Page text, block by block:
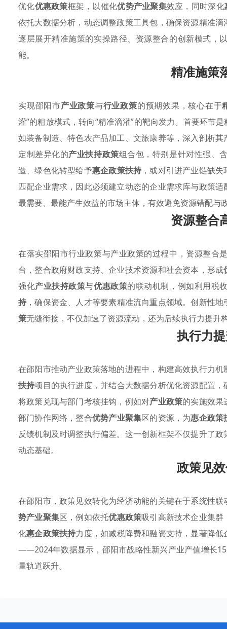
优化优惠政策框架，以催化优势产业聚集效应，同时深化
依托大数据分析，动态调整政策工具包，确保资源精准
逐层展开精准施策的实操路径、资源整合的创新模式，
能。
精准施策
实现邵阳市产业政策与行业政策的预期效果，核心在于
灌”的粗放模式，转向“精准滴灌”的靶向发力。首要环节
如装备制造、特色农产品加工、文旅康养等，深入剖析
定制差异化的产业扶持政策组合包，特别是针对性强、
造、绿色化转型给予惠企政策扶持 ，或对引进产业链缺
匹配企业需求，因此必须建立动态的企业需求库与政策
最需要、最能产生效益的市场主体，有效避免资源错配与
资源整合
在落实邵阳市行业政策与产业政策的过程中，资源整合
台，整合政府财政支持、企业技术资源和社会资本，形成
强化产业扶持政策与优惠政策的联动机制，例如利用税
持 ，确保资金、人才等要素精准流向重点领域。创新性
策无缝衔接，不仅加速了资源流动，还为后续执行力提升
执行力
在邵阳市推动产业政策落地的进程中，构建高效执行力
扶持项目的执行进度，并结合大数据分析优化资源配置，
将政策兑现与部门考核挂钩，例如对产业政策的实施效果
部门协作网络，整合优势产业聚集区的资源，为惠企政策
反馈机制及时调整执行偏差。这一创新框架不仅提升了
动态基础。
政策见
在邵阳市，政策见效转化为经济动能的关键在于系统性联
势产业聚集区，例如依托优惠政策吸引高新技术企业集
化惠企政策扶持力度，如减税降费和融资支持，显著降
——2024年数据显示，邵阳市战略性新兴产业产值增长
量轨道跃升。